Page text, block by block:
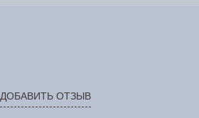
ДОБАВИТЬ ОТЗЫВ